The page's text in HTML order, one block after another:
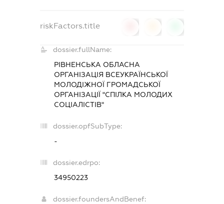
riskFactors.title
dossier.fullName:
РІВНЕНСЬКА ОБЛАСНА
ОРГАНІЗАЦІЯ ВСЕУКРАЇНСЬКОЇ
МОЛОДІЖНОЇ ГРОМАДСЬКОЇ
ОРГАНІЗАЦІЇ "СПІЛКА МОЛОДИХ
СОЦІАЛІСТІВ"
dossier.opfSubType:
-
dossier.edrpo:
34950223
dossier.foundersAndBenef: